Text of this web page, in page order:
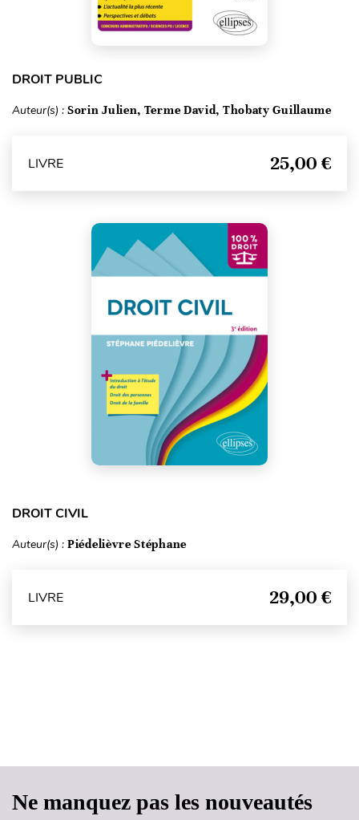
DROIT PUBLIC
Auteur(s) : Sorin Julien, Terme David, Thobaty Guillaume
LIVRE 25,00 €
DROIT CIVIL
Auteur(s) : Piédelièvre Stéphane
LIVRE 29,00 €
Ne manquez pas les nouveautés